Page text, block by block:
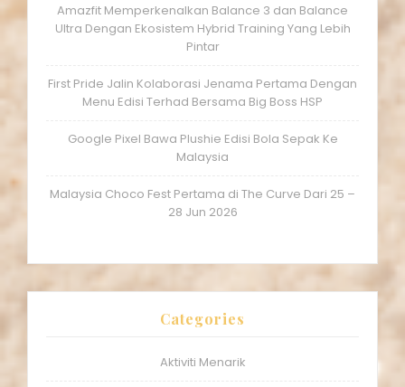
Amazfit Memperkenalkan Balance 3 dan Balance
Ultra Dengan Ekosistem Hybrid Training Yang Lebih
Pintar
First Pride Jalin Kolaborasi Jenama Pertama Dengan
Menu Edisi Terhad Bersama Big Boss HSP
Google Pixel Bawa Plushie Edisi Bola Sepak Ke
Malaysia
Malaysia Choco Fest Pertama di The Curve Dari 25 –
28 Jun 2026
Categories
Aktiviti Menarik